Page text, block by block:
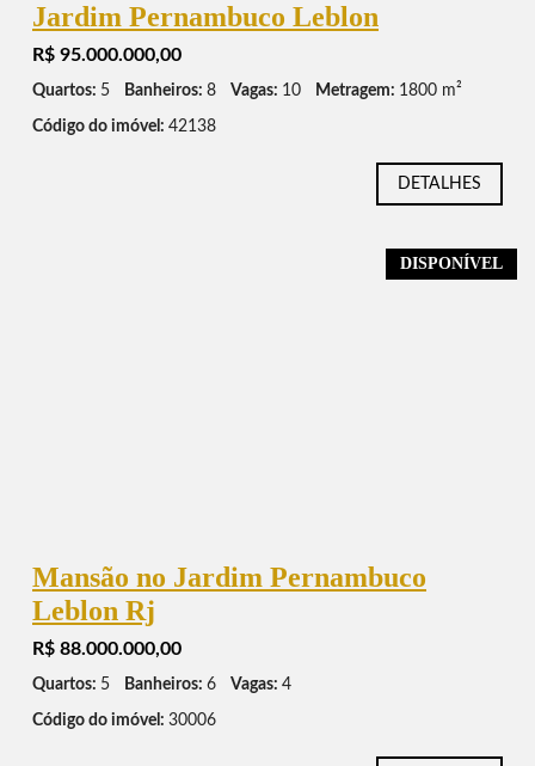
Jardim Pernambuco Leblon
R$ 95.000.000,00
Quartos: 5 Banheiros: 8 Vagas: 10 Metragem: 1800 m²
Código do imóvel: 42138
DETALHES
DISPONÍVEL
Mansão no Jardim Pernambuco
Leblon Rj
R$ 88.000.000,00
Quartos: 5 Banheiros: 6 Vagas: 4
Código do imóvel: 30006